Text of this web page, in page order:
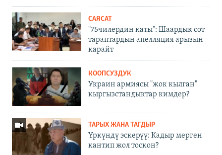
САЯСАТ
"75чилердин каты": Шаардык сот
тараптардын апелляция арызын
карайт
КООПСУЗДУК
Украин армиясы "жок кылган"
кыргызстандыктар кимдер?
ТАРЫХ ЖАНА ТАГДЫР
Үркүндү эскерүү: Кадыр мерген
кантип жол тоскон?